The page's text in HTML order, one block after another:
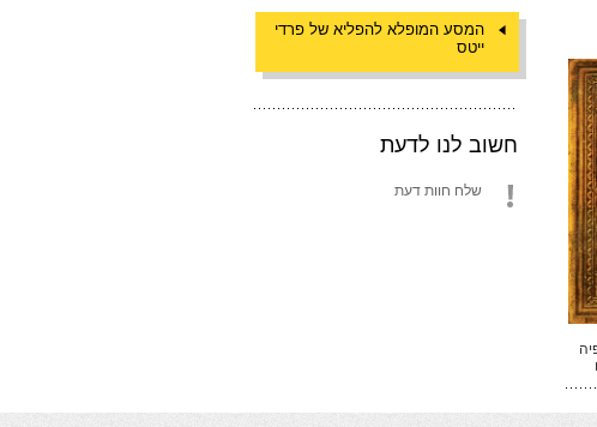
המסע המופלא להפליא של פרדי
ייטס
חשוב לנו לדעת
שלח חוות דעת